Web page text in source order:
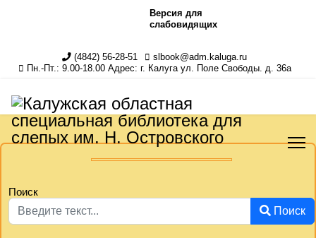
Версия для
слабовидящих
(4842) 56-28-51
slbook@adm.kaluga.ru
Пн.-Пт.: 9.00-18.00 Адрес: г. Калуга ул. Поле Свободы. д. 36а
Поиск
Поиск